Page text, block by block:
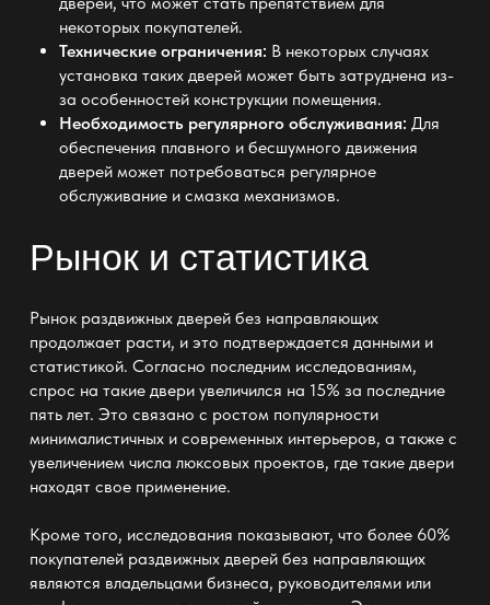
некоторых покупателей.
Технические ограничения: В некоторых случаях
установка таких дверей может быть затруднена из-
за особенностей конструкции помещения.
Необходимость регулярного обслуживания: Для
обеспечения плавного и бесшумного движения
дверей может потребоваться регулярное
обслуживание и смазка механизмов.
Рынок и статистика
Рынок раздвижных дверей без направляющих
продолжает расти, и это подтверждается данными и
статистикой. Согласно последним исследованиям,
спрос на такие двери увеличился на 15% за последние
пять лет. Это связано с ростом популярности
минималистичных и современных интерьеров, а также с
увеличением числа люксовых проектов, где такие двери
находят свое применение.
Кроме того, исследования показывают, что более 60%
покупателей раздвижных дверей без направляющих
являются владельцами бизнеса, руководителями или